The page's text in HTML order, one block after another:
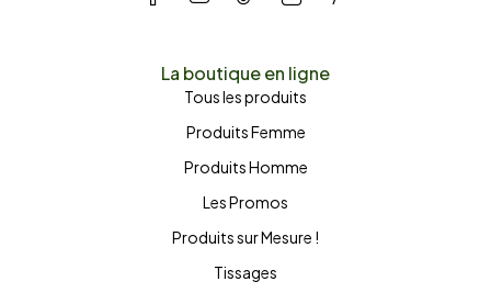
La boutique en ligne
Tous les produits
Produits Femme
Produits Homme
Les Promos
Produits sur Mesure !
Tissages